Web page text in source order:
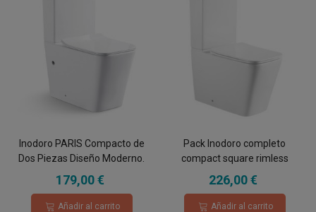
Inodoro PARIS Compacto de
Dos Piezas Diseño Moderno.
Mecanismo Economizador
3/6. Salida Dual. Asiento en
ABS, Rimless.
179,00 €
Añadir al carrito
Pack Inodoro completo
compact square rimless
blanco con tapa amortiguada
UF
226,00 €
Añadir al carrito